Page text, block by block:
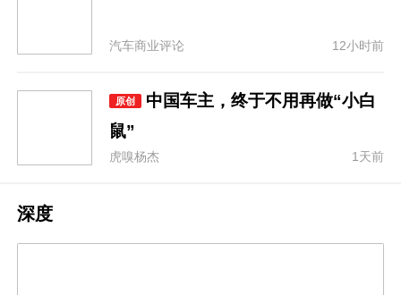
汽车商业评论 12小时前
原创
中国车主，终于不用再做“小白
鼠”
虎嗅杨杰 1天前
深度